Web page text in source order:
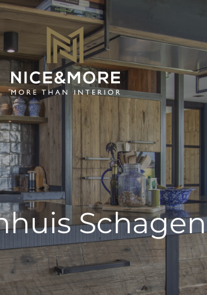
Schagen